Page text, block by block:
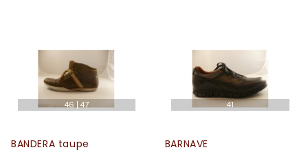
46 47
BANDERA taupe
41
BARNAVE